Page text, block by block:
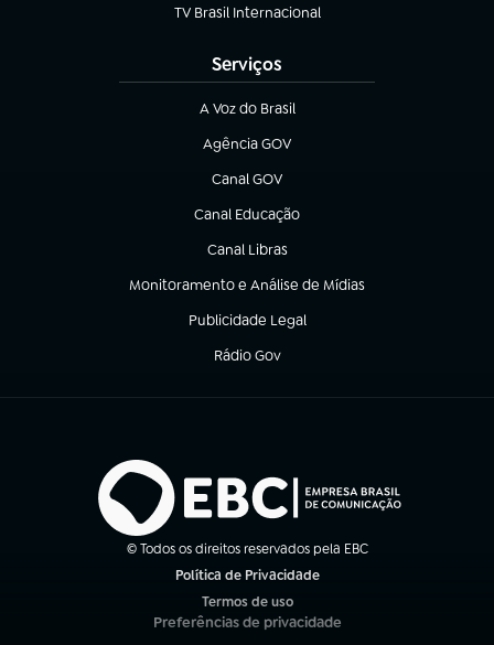
TV Brasil Internacional
(abre em nova aba)
Serviços
A Voz do Brasil
(abre em nova aba)
Agência GOV
(abre em nova aba)
Canal GOV
(abre em nova aba)
Canal Educação
(abre em nova aba)
Canal Libras
(abre em nova aba)
Monitoramento e Análise de Mídias
(abre em nova aba)
Publicidade Legal
(abre em nova aba)
Rádio Gov
(abre em nova aba)
© Todos os direitos reservados pela EBC
Política de Privacidade
Termos de uso
(abre em nova aba)
Preferências de privacidade